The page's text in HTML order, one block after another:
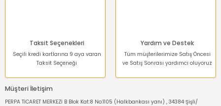
Taksit Seçenekleri
Seçili kredi kartlarına 9 aya varan
Taksit Seçeneği
Yardım ve Destek
Tüm müşterilerimize Satış Öncesi
ve Satış Sonrası yardımcı oluyoruz
Müşteri İletişim
PERPA TİCARET MERKEZİ B Blok Kat:8 No:1105 (Halkbankası yanı) , 34384 Şişli/